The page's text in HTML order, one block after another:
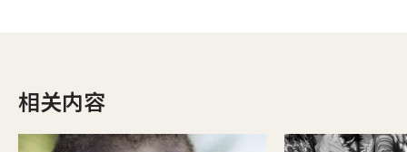
相关内容